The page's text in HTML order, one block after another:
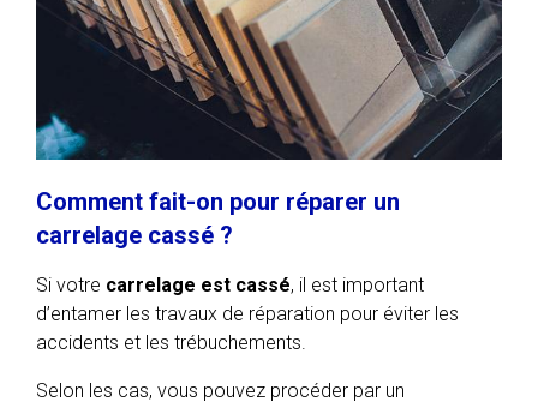
Comment fait-on pour réparer un
carrelage cassé ?
Si votre carrelage est cassé, il est important
d’entamer les travaux de réparation pour éviter les
accidents et les trébuchements.
Selon les cas, vous pouvez procéder par un